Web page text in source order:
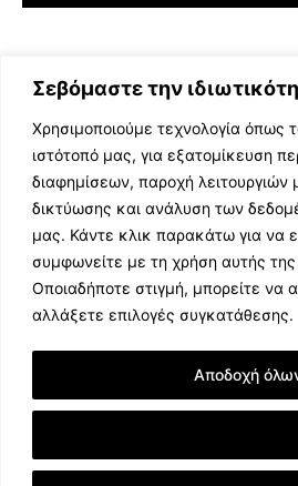
Σεβόμαστε την
Χρησιμοποιούμε τεχνολογία όπως
ιστότοπό μας, για εξατομίκευση
διαφημίσεων, παροχή λειτουργιών
δικτύωσης και ανάλυση των
μας. Κάντε κλικ παρακάτω για να
συμφωνείτε με τη χρήση αυτής
Οποιαδήποτε στιγμή, μπορείτε να
αλλάξετε επιλογές συγκατάθεσης.
Αποδοχή
ΕΛΛΗΝΙΚΗ ΜΟΥΣΙΚΗ
TV SHOWS
EVENTS
ΘΕΑΤΡΟ
ΔΙΑΓΩΝΙΣΜΟΙ
STOA CULTURA
ΣΥΝΕΝΤΕΥΞΕΙΣ